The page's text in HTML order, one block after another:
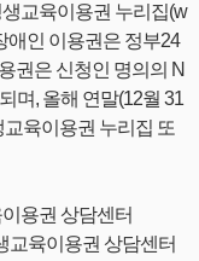
교육이용권 누리집(w
애인 이용권은 정부24
권은 신청인 명의의 N
며, 올해 연말(12월 31
육이용권 누리집 또
용권 상담센터
육이용권 상담센터